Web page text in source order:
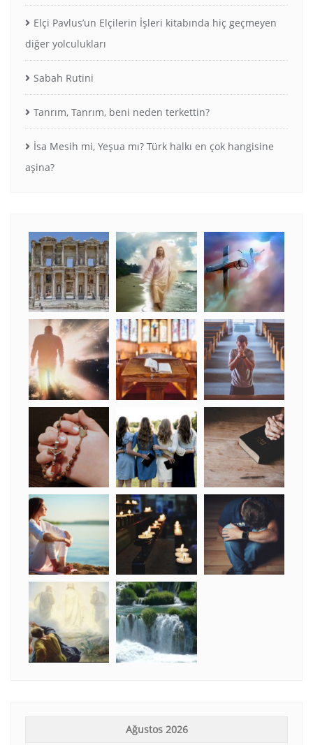
Elçi Pavlus’un Elçilerin İşleri kitabında hiç geçmeyen
diğer yolculukları
Sabah Rutini
Tanrım, Tanrım, beni neden terkettin?
İsa Mesih mi, Yeşua mı? Türk halkı en çok hangisine
aşina?
Ağustos 2026